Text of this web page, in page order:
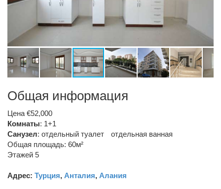
Общая информация
Цена €52,000
Комнаты: 1+1
Санузел: отдельный туалет
отдельная ванная
Общая площадь: 60м²
Этажей 5
Адрес: Турция, Анталия, Алания